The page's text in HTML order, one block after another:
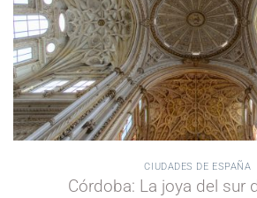
CIUDADES DE ESPAÑA
Córdoba: La joya del sur